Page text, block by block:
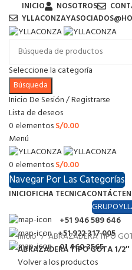
INICIO NOSOTROS
Seleccione la categoría
Búsqueda
Inicio De Sesión / Registrarse
Lista de deseos
0elementosS/0.00
Menú
0elementosS/0.00
Navegar Por Las Categorías
INICIOFICHA TECNICA
+51 946 589 646
+51 922 317 005
01 460 3565
Inicio
ABRAZADERA TIPO
ABRAZADERA TIPO GOTA 1/2″
Volver a los productos